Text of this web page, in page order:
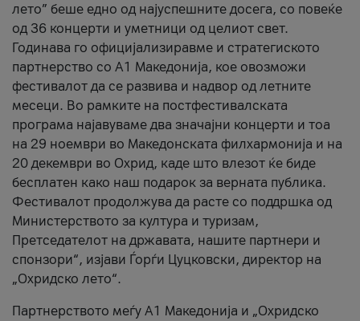
лето” беше едно од најуспешните досега, со повеќе
од 36 концерти и уметници од целиот свет.
Годинава го официјализиравме и стратегиското
партнерство со А1 Македонија, кое овозможи
фестивалот да се развива и надвор од летните
месеци. Во рамките на постфестивалската
програма најавуваме два значајни концерти и тоа
на 29 ноември во Македонската филхармонија и на
20 декември во Охрид, каде што влезот ќе биде
бесплатен како наш подарок за верната публика.
Фестивалот продолжува да расте со поддршка од
Министерството за култура и туризам,
Претседателот на државата, нашите партнери и
спонзори“, изјави Ѓорѓи Цуцковски, директор на
„Охридско лето“.
Партнерството меѓу A1 Македонија и „Охридско